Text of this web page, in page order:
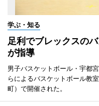
学ぶ・知る
足利でブレックスの
が指導
男子バスケットボール・宇都
らによるバスケットボール教
町）で開催された。